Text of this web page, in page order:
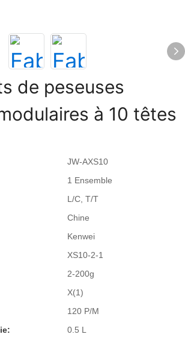
de peseuses
à 10 têtes
JW-AXS10
1 Ensemble
L/C, T/T
Chine
Kenwei
XS10-2-1
2-200g
X(1)
120 P/M
0.5 L